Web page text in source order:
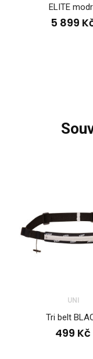
ELITE
5 899
UNI
Tri belt
499 Kč